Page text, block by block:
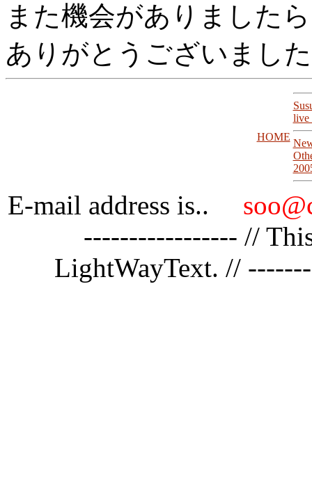
また機会がありました
ありがとうございまし
HOME
live
E-mail address is..
----------------- //
LightWayText. //